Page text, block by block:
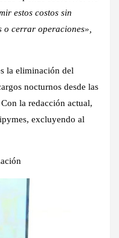
estos costos sin
cerrar operaciones»,
la eliminación del
nocturnos desde las
la redacción actual,
excluyendo al